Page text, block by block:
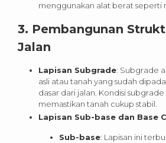
menggunakan alat berat seperti
3. Pembangunan
Jalan
Lapisan Subgrade: Subgrade
asli atau tanah yang sudah
dasar dari jalan. Kondisi
memastikan tanah cukup stabil.
Lapisan Sub-base dan Base
Sub-base: Lapisan ini